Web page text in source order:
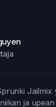
Jailmix
ja upean